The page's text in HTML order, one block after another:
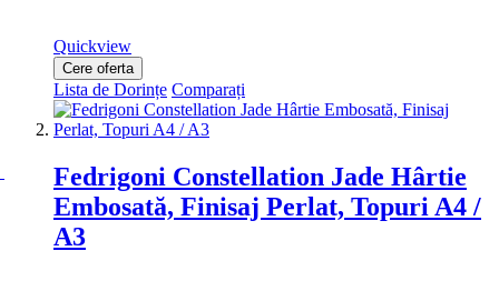
Quickview
Cere oferta
Lista de Dorințe Comparați
Fedrigoni Constellation Jade Hârtie
Embosată, Finisaj Perlat, Topuri A4 /
A3